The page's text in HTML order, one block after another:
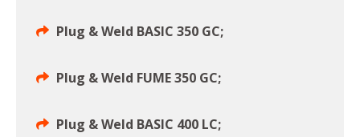
Plug & Weld BASIC 350 GC;
Plug & Weld FUME 350 GC;
Plug & Weld BASIC 400 LC;